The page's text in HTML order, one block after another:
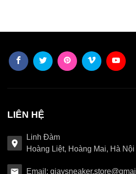
LIÊN HỆ
Linh Đàm
Hoàng Liệt, Hoàng Mai, Hà Nội
Email: